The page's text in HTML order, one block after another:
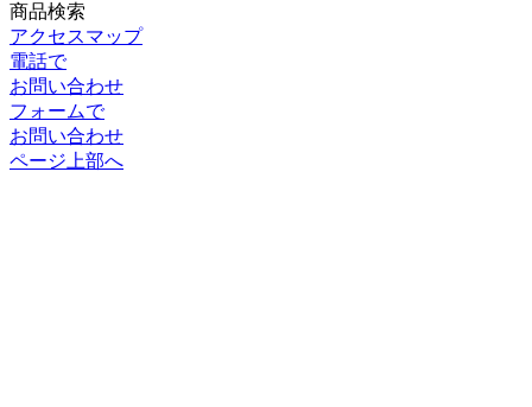
商品検索
アクセスマップ
電話で
お問い合わせ
フォームで
お問い合わせ
ページ上部へ